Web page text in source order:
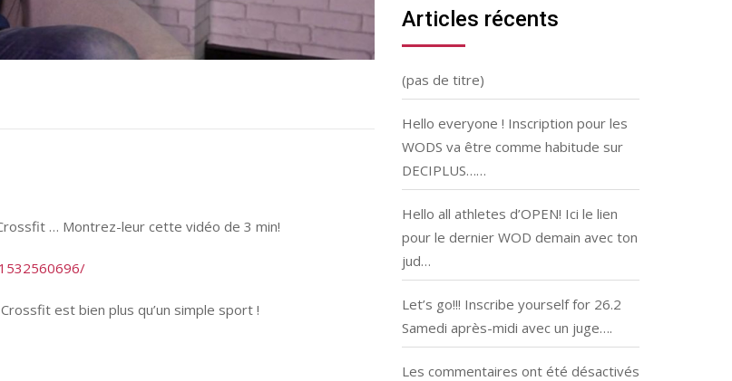
… Montrez-leur cette vidéo de 3 min!
/
est bien plus qu’un simple sport !
Articles récents
(pas de titre)
Hello everyone ! Inscription pour les
WODS va être comme habitude sur
DECIPLUS……
Hello all athletes d’OPEN! Ici le lien
pour le dernier WOD demain avec ton
jud…
Let’s go!!! Inscribe yourself for 26.2
Samedi après-midi avec un juge….
Les commentaires ont été désactivés